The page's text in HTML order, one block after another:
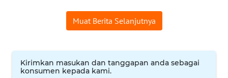
Muat Berita Selanjutnya
Kirimkan masukan dan tanggapan anda sebagai
konsumen kepada kami.
WN